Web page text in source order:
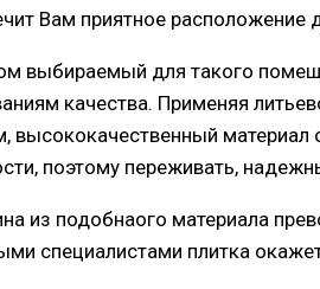
Вам приятное расположение
выбираемый для такого
качества. Применяя
высококачественный материал
поэтому переживать,
из подобнаого материала
специалистами плитка